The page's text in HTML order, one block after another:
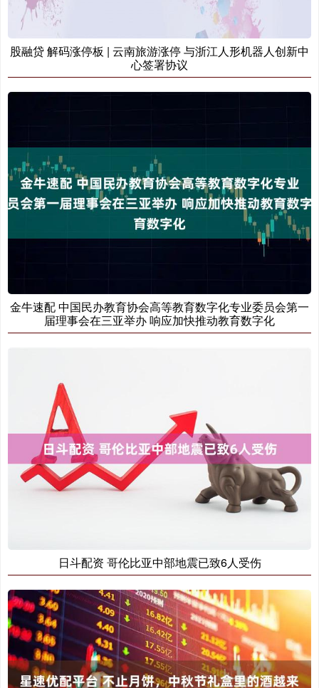
股融贷 解码涨停板 | 云南旅游涨停 与浙江人形机器人创新中
心签署协议
金牛速配 中国民办教育协会高等教育数字化专业委员会第一
届理事会在三亚举办 响应加快推动教育数字化
日斗配资 哥伦比亚中部地震已致6人受伤